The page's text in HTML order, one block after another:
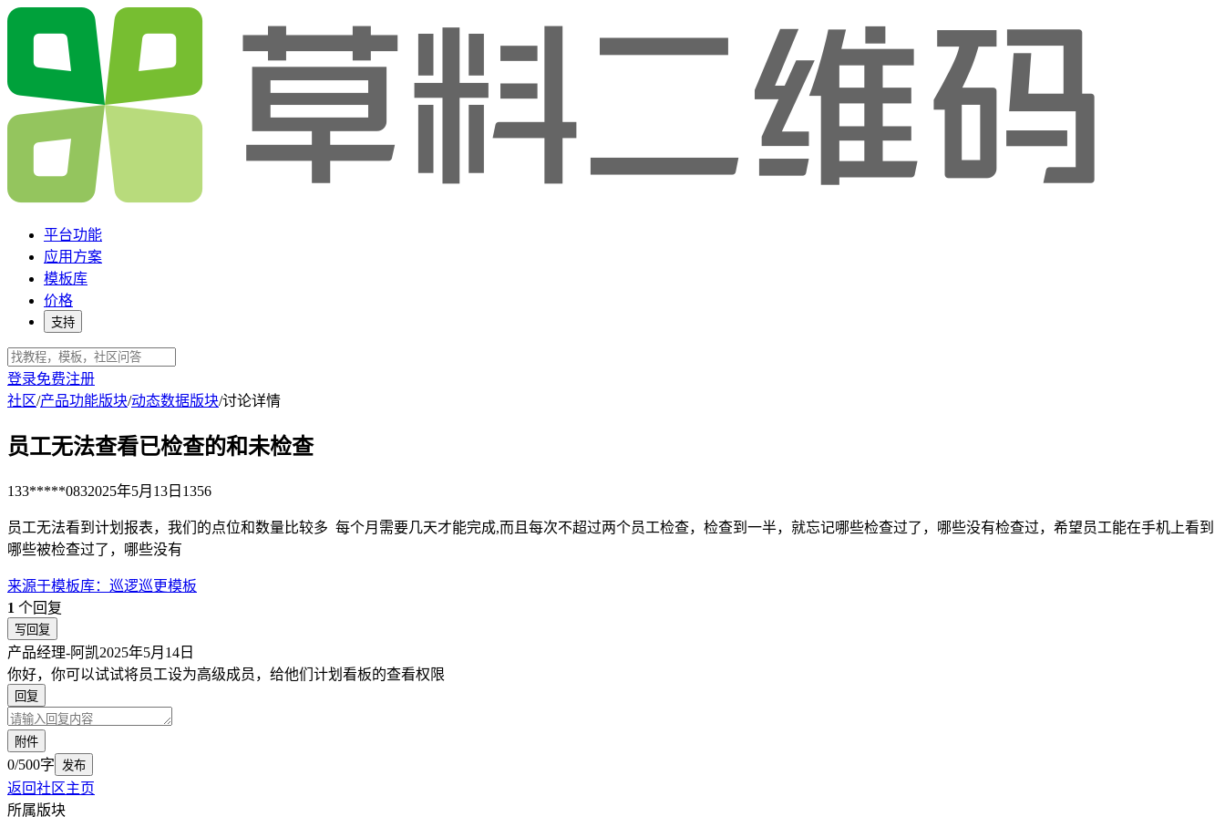
平台功能
应用方案
模板库
价格
支持
登录免费注册
社区/产品功能版块/动态数据版块/讨论详情
员工无法查看已检查的和未检查
133*****0832025年5月13日 1356
员工无法看到计划报表，我们的点位和数量比较多 每个月需要几天才能完成,而且每次不超过两个员工检查，检查到一半，就忘记哪些检查过了，哪些没有检查过，希望员工能在手机上看到
哪些被检查过了，哪些没有
来源于模板库： 巡逻巡更模板
1 个回复
写回复
产品经理-阿凯2025年5月14日
你好，你可以试试将员工设为高级成员，给他们计划看板的查看权限
回复
附件
0/500字 发布
返回社区主页
所属版块